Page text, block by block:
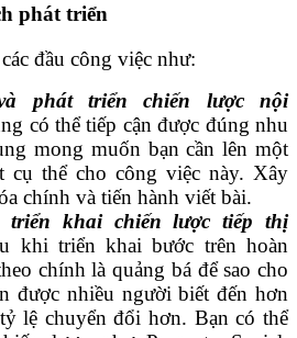
phát triển
đầu công việc như:
phát triển chiến lược nội
có thể tiếp cận được đúng nhu
mong muốn bạn cần lên một
cụ thể cho công việc này. Xây
chính và tiến hành viết bài.
khai chiến lược tiếp thị
khi triển khai bước trên hoàn
chính là quảng bá để sao cho
được nhiều người biết đến hơn
lệ chuyển đổi hơn. Bạn có thể